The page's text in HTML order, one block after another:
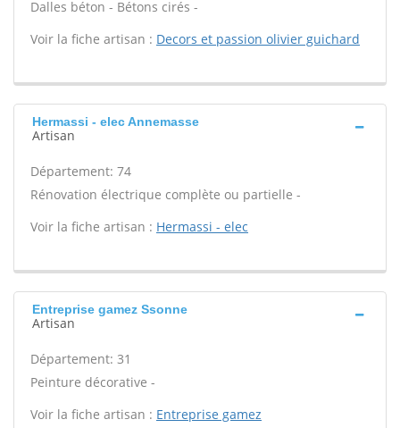
Dalles béton - Bétons cirés -
Voir la fiche artisan : Decors et passion olivier guichard
Hermassi - elec Annemasse
Artisan
Département: 74
Rénovation électrique complète ou partielle -
Voir la fiche artisan : Hermassi - elec
Entreprise gamez Ssonne
Artisan
Département: 31
Peinture décorative -
Voir la fiche artisan : Entreprise gamez